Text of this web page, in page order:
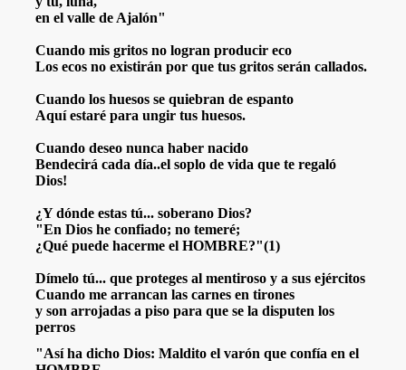
en el valle de Ajalón"
Cuando mis gritos no logran producir eco
Los ecos no existirán por que tus gritos serán callados.
Cuando los huesos se quiebran de espanto
Aquí estaré para ungir tus huesos.
Cuando deseo nunca haber nacido
Bendecirá cada día..el soplo de vida que te regaló
Dios!
¿Y dónde estas tú... soberano Dios?
"En Dios he confiado; no temeré;
¿Qué puede hacerme el HOMBRE?"(1)
Dímelo tú... que proteges al mentiroso y a sus ejércitos
Cuando me arrancan las carnes en tirones
y son arrojadas a piso para que se la disputen los
perros
"Así ha dicho Dios: Maldito el varón que confía en el
Y RELATOS
GONZÁLES VIGIL, CÉSAR TORO MONTALVO-
LA PROVINCIA CONSTITUCIONAL DEL CALLAO -
Condesa Sangrienta por Isabel Monzón